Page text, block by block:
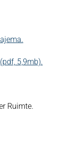
5,9mb).
Ruimte.